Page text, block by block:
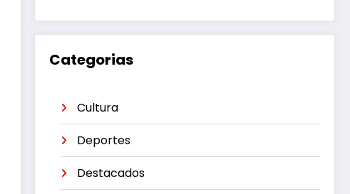
Categorias
Cultura
Deportes
Destacados